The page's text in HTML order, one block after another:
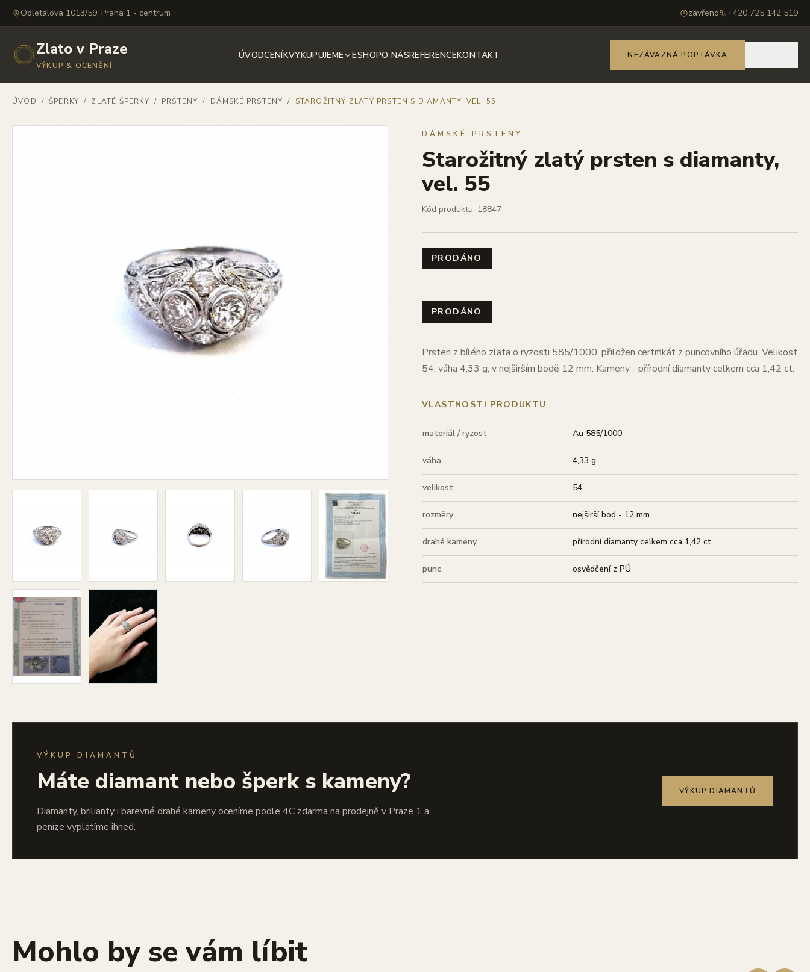
Opletalova 1013/59, Praha 1 - centrum zavřeno +420 725 142 519
Zlato v Praze
VÝKUP & OCENĚNÍ
ÚVODCENÍKVYKUPUJEME ESHOPO NÁSREFERENCEKONTAKT NEZÁVAZNÁ POPTÁVKA
ÚVOD / ŠPERKY / ZLATÉ ŠPERKY / PRSTENY / DÁMSKÉ PRSTENY / STAROŽITNÝ ZLATÝ PRSTEN S DIAMANTY, VEL. 55
DÁMSKÉ PRSTENY
Starožitný zlatý prsten s diamanty,
vel. 55
Kód produktu: 18847
PRODÁNO
PRODÁNO
Prsten z bílého zlata o ryzosti 585/1000, přiložen certifikát z puncovního úřadu. Velikost
54, váha 4,33 g, v nejširším bodě 12 mm. Kameny - přírodní diamanty celkem cca 1,42 ct.
VLASTNOSTI PRODUKTU
materiál / ryzost Au 585/1000
váha 4,33 g
velikost 54
rozměry nejširší bod - 12 mm
drahé kameny přírodní diamanty celkem cca 1,42 ct.
punc osvědčení z PÚ
VÝKUP DIAMANTŮ
Máte diamant nebo šperk s kameny?
Diamanty, brilianty i barevné drahé kameny oceníme podle 4C zdarma na prodejně v Praze 1 a
peníze vyplatíme ihned.
VÝKUP DIAMANTŮ
Mohlo by se vám líbit